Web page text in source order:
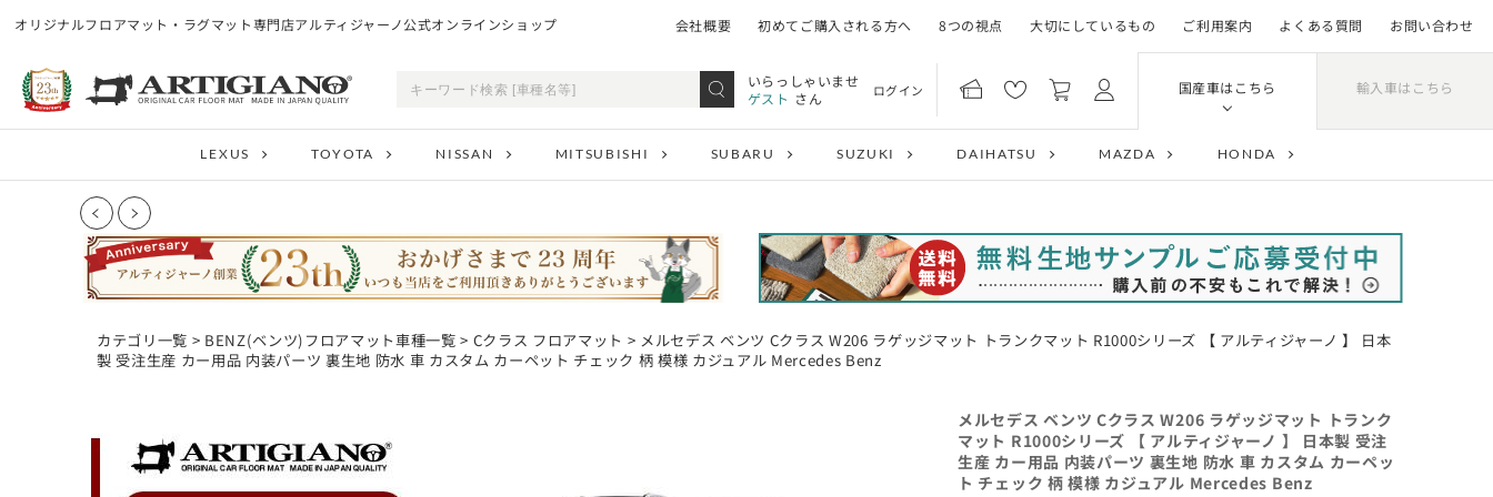
オリジナルフロアマット・ラグマット専門店アルティジャーノ公式オンラインショップ 会社概要 初めてご購入される方へ 8つの視点 大切にしているもの ご利用案内 よくある質問 お問い合わせ
いらっしゃいませ
ゲスト さん ログイン 国産車はこちら 輸入車はこちら
LEXUS TOYOTA NISSAN MITSUBISHI SUBARU SUZUKI DAIHATSU MAZDA HONDA
カテゴリ一覧 > BENZ(ベンツ)フロアマット車種一覧 > Cクラス フロアマット > メルセデス ベンツ Cクラス W206 ラゲッジマット トランクマット R1000シリーズ 【 アルティジャーノ 】 日本
製 受注生産 カー用品 内装パーツ 裏生地 防水 車 カスタム カーペット チェック 柄 模様 カジュアル Mercedes Benz
メルセデス ベンツ Cクラス W206 ラゲッジマット トランク
マット R1000シリーズ 【 アルティジャーノ 】 日本製 受注
生産 カー用品 内装パーツ 裏生地 防水 車 カスタム カーペッ
ト チェック 柄 模様 カジュアル Mercedes Benz